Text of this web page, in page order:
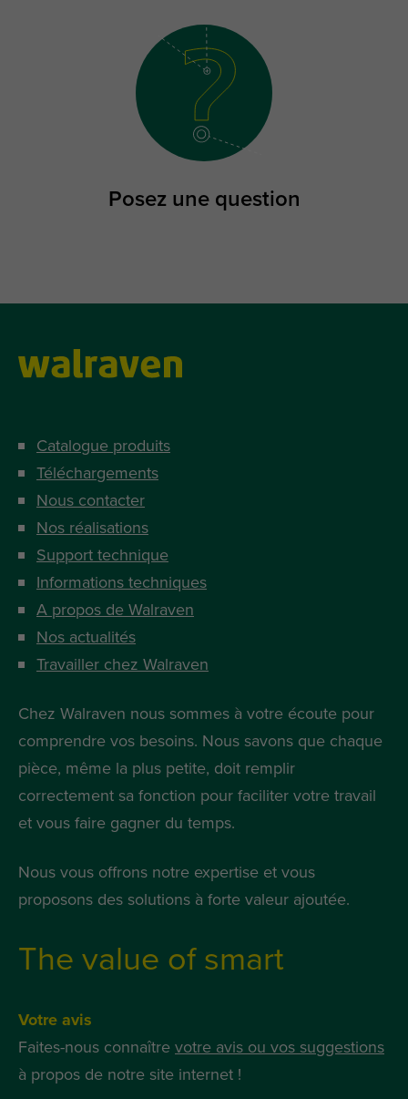
Posez une question
Catalogue produits
Téléchargements
Nous contacter
Nos réalisations
Support technique
Informations techniques
A propos de Walraven
Nos actualités
Travailler chez Walraven
Chez Walraven nous sommes à votre écoute pour
comprendre vos besoins. Nous savons que chaque
pièce, même la plus petite, doit remplir
correctement sa fonction pour faciliter votre travail
et vous faire gagner du temps.
Nous vous offrons notre expertise et vous
proposons des solutions à forte valeur ajoutée.
The value of smart
Votre avis
Faites-nous connaître votre avis ou vos suggestions
à propos de notre site internet !